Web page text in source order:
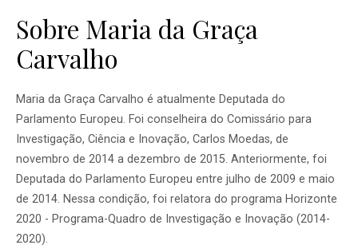
Sobre Maria da Graça
Carvalho
Maria da Graça Carvalho é atualmente Deputada do
Parlamento Europeu. Foi conselheira do Comissário para
Investigação, Ciência e Inovação, Carlos Moedas, de
novembro de 2014 a dezembro de 2015. Anteriormente, foi
Deputada do Parlamento Europeu entre julho de 2009 e maio
de 2014. Nessa condição, foi relatora do programa Horizonte
2020 - Programa-Quadro de Investigação e Inovação (2014-
2020).